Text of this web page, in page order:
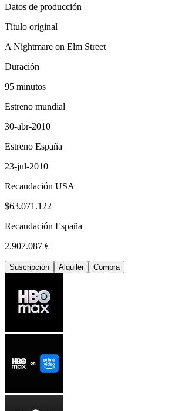
Datos de producción
Título original
A Nightmare on Elm Street
Duración
95 minutos
Estreno mundial
30-abr-2010
Estreno España
23-jul-2010
Recaudación USA
$63.071.122
Recaudación España
2.907.087 €
Suscripción Alquiler Compra